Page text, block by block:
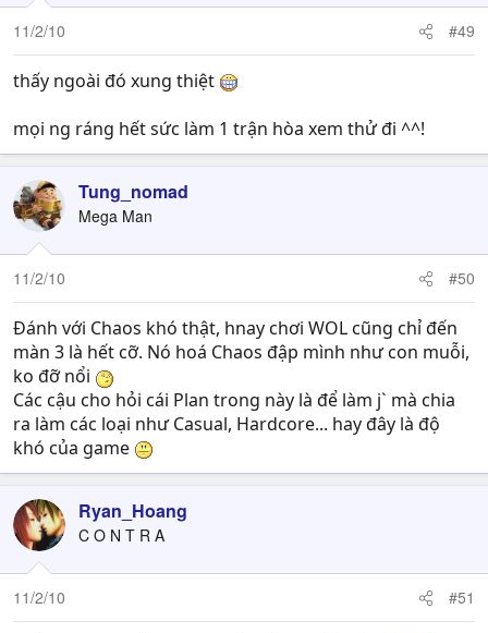
11/2/10 #49
thấy ngoài đó xung thiệt
mọi ng ráng hết sức làm 1 trận hòa xem thử đi ^^!
Tung_nomad
Mega Man
11/2/10 #50
Đánh với Chaos khó thật, hnay chơi WOL cũng chỉ đến
màn 3 là hết cỡ. Nó hoá Chaos đập mình như con muỗi,
ko đỡ nổi
Các cậu cho hỏi cái Plan trong này là để làm j` mà chia
ra làm các loại như Casual, Hardcore... hay đây là độ
khó của game
Ryan_Hoang
C O N T R A
11/2/10 #51